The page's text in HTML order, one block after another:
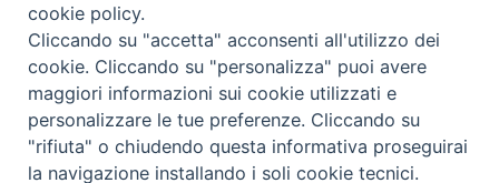
Paolo”
Via Cifali 5-7
95123 Catania - Italia
E-mail:redazione@sdbsicilia.org
cookie policy.
Cliccando su "accetta" acconsenti all'utilizzo dei
cookie. Cliccando su "personalizza" puoi avere
maggiori informazioni sui cookie utilizzati e
personalizzare le tue preferenze. Cliccando su
"rifiuta" o chiudendo questa informativa proseguirai
la navigazione installando i soli cookie tecnici.